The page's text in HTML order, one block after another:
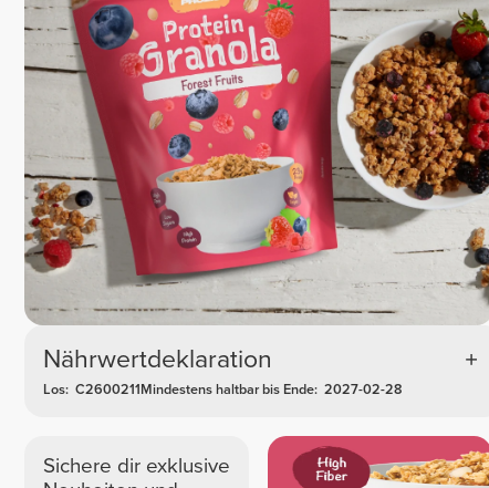
Nährwertdeklaration
Los: C2600211Mindestens haltbar bis Ende: 2027-02-28
Sichere dir exklusive